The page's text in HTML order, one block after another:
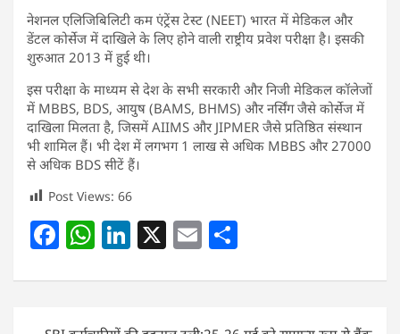
नेशनल एलिजिबिलिटी कम एंट्रेंस टेस्ट (NEET) भारत में मेडिकल और
डेंटल कोर्सेज में दाखिले के लिए होने वाली राष्ट्रीय प्रवेश परीक्षा है। इसकी
शुरुआत 2013 में हुई थी।
इस परीक्षा के माध्यम से देश के सभी सरकारी और निजी मेडिकल कॉलेजों
में MBBS, BDS, आयुष (BAMS, BHMS) और नर्सिंग जैसे कोर्सेज में
दाखिला मिलता है, जिसमें AIIMS और JIPMER जैसे प्रतिष्ठित संस्थान
भी शामिल हैं। भी देश में लगभग 1 लाख से अधिक MBBS और 27000
से अधिक BDS सीटें हैं।
Post Views: 66
F
c
e
W
at
s
Li
k
e
X E
ai
l
ar
e